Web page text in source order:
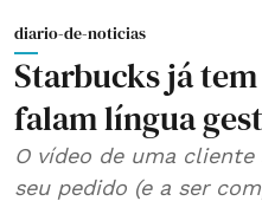
diario-de-noticias
Starbucks já
falam língua
O vídeo de uma
seu pedido (e a ser